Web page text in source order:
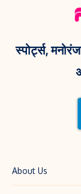
ये
स्पोर्ट्स,
About Us